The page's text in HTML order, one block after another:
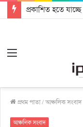
প্রকাশিত হতে
প্রথম পাতা/আঞ্চলিক সংবাদ
আঞ্চলিক সংবাদ